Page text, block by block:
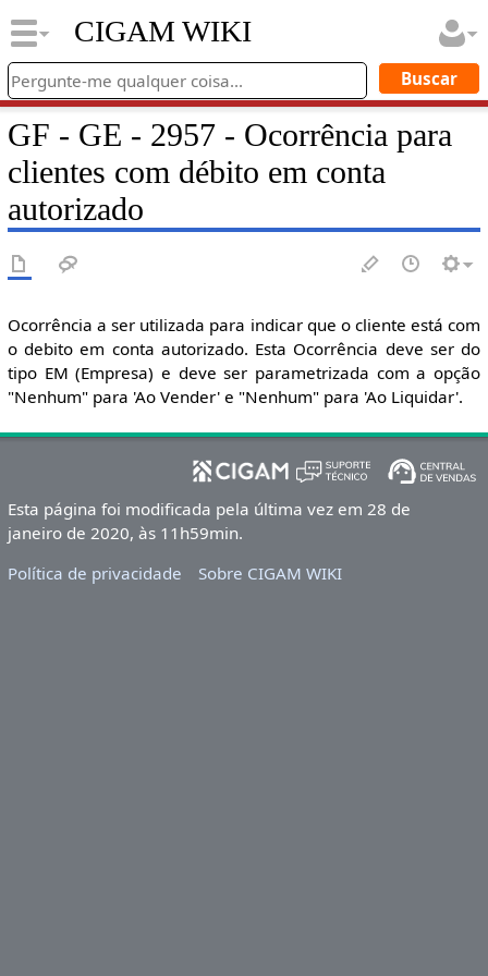
CIGAM WIKI
GF - GE - 2957 - Ocorrência para
clientes com débito em conta
autorizado
Ocorrência a ser utilizada para indicar que o cliente está com
o debito em conta autorizado. Esta Ocorrência deve ser do
tipo EM (Empresa) e deve ser parametrizada com a opção
"Nenhum" para 'Ao Vender' e "Nenhum" para 'Ao Liquidar'.
Esta página foi modificada pela última vez em 28 de
janeiro de 2020, às 11h59min.
Política de privacidade
Sobre CIGAM WIKI